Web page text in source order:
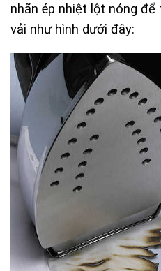
nhãn ép nhiệt lột nóng
vải như hình dưới đây: